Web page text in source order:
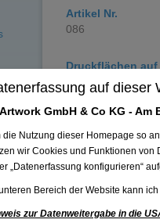
Artikel Nr.
086
Druckflächen
25 x 10 mm oder
Auf die
auf dieser
GmbH & Co KG - Am
die Nutzung dieser Homepage so
wir Cookies und Funktionen von
„Datenerfassung konfigurieren“
Bereich der Website kann
zur Datenweitergabe in die